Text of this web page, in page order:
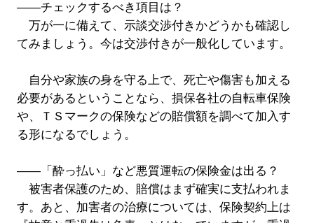
――チェックするべき項目は？
万が一に備えて、示談交渉付きかどうかも確認し
てみましょう。今は交渉付きが一般化しています。
自分や家族の身を守る上で、死亡や傷害も加える
必要があるということなら、損保各社の自転車保険
や、ＴＳマークの保険などの賠償額を調べて加入す
る形になるでしょう。
――「酔っ払い」など悪質運転の保険金は出る？
被害者保護のため、賠償はまず確実に支払われま
す。あと、加害者の治療については、保険契約上は